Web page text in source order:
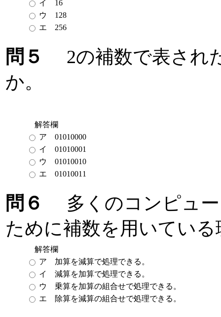
イ 16
ウ 128
エ 256
問５
2の補数で表され
か。
解答欄
ア 01010000
イ 01010001
ウ 01010010
エ 01010011
問６
多くのコンピュー
ために補数を用いてい
解答欄
ア 加算を減算で処理できる。
イ 減算を加算で処理できる。
ウ 乗算を加算の組合せで処理できる。
エ 除算を減算の組合せで処理できる。